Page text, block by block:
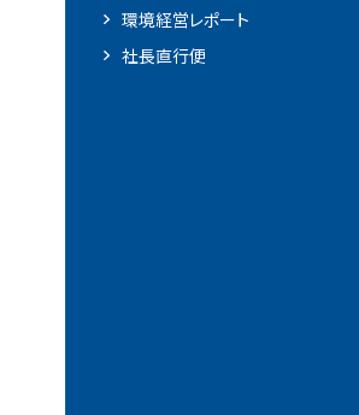
環境経営レポート
社長直行便